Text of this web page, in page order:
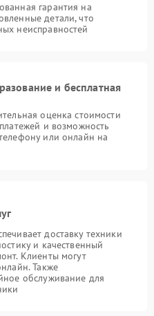
гарантия на
детали, что
неисправностей
и бесплатная
оценка стоимости
и возможность
или онлайн на
доставку техники
и качественный
Клиенты могут
Также
обслуживание для